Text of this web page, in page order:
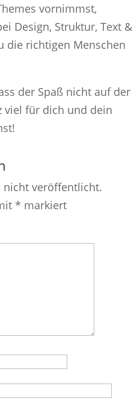
vornimmst,
Design, Struktur, Text &
die richtigen Menschen
der Spaß nicht auf der
viel für dich und dein
nicht veröffentlicht.
* markiert